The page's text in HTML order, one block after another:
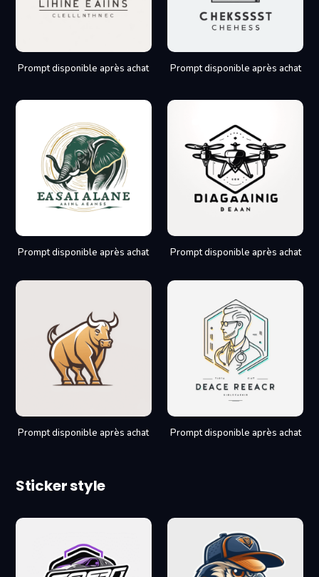
Prompt disponible après achat Prompt disponible après achat
Prompt disponible après achat Prompt disponible après achat
Prompt disponible après achat Prompt disponible après achat
Sticker style